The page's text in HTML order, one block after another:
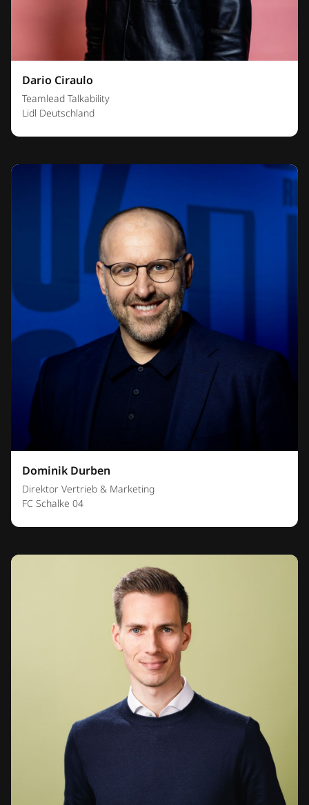
Dario Ciraulo
Teamlead Talkability
Lidl Deutschland
Dominik Durben
Direktor Vertrieb & Marketing
FC Schalke 04